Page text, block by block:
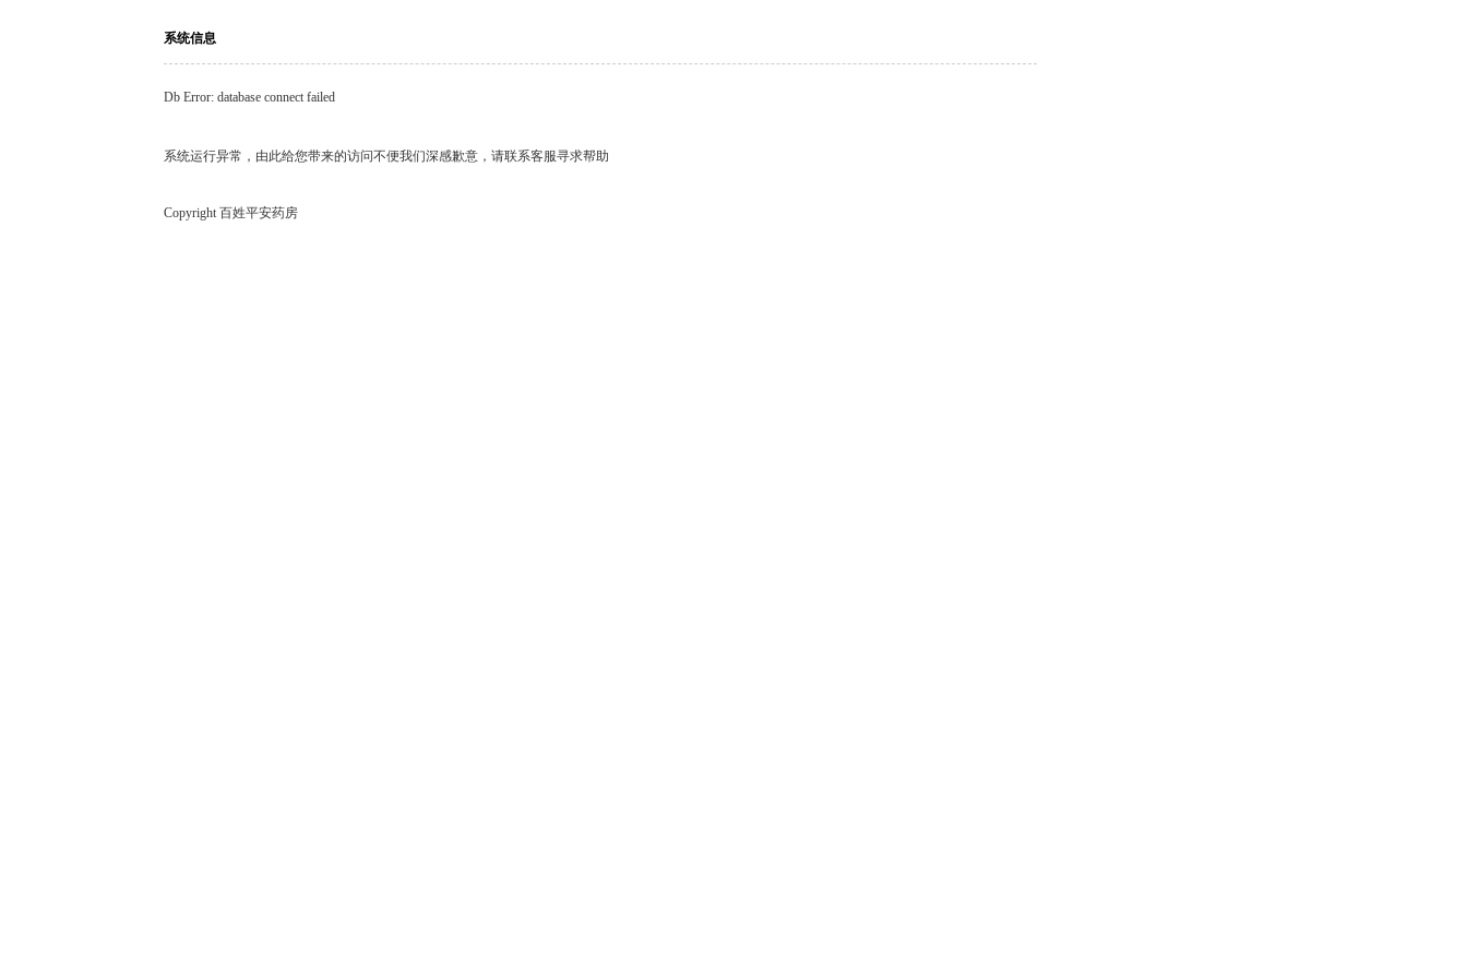
系统信息
Db Error: database connect failed
系统运行异常，由此给您带来的访问不便我们深感歉意，请联系客服寻求帮助
Copyright 百姓平安药房